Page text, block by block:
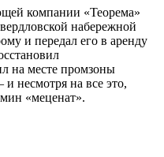
компании «Теорема»
набережной
и передал его в аренду
на месте промзоны
несмотря на все это,
«меценат».